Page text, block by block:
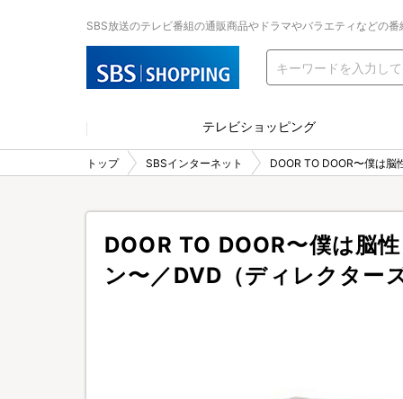
SBS放送のテレビ番組の通販商品やドラマやバラエティなどの番
テレビショッピング
トップ SBSインターネット DOOR TO DOOR〜僕は脳
DOOR TO DOOR〜僕は脳
ン〜／DVD（ディレクター